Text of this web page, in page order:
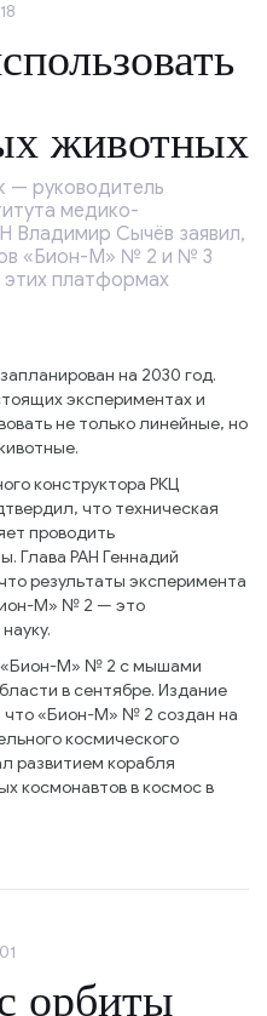
животных
— руководитель
медико-
Владимир Сычёв заявил,
«Бион-М» № 2 и № 3
платформах
на 2030 год.
экспериментах и
не только линейные, но
конструктора РКЦ
что техническая
проводить
Глава РАН Геннадий
результаты эксперимента
М» № 2 — это
«Бион-М» № 2 с мышами
в сентябре. Издание
что «Бион-М» № 2 создан на
космического
развитием корабля
космонавтов в космос в
орбиты